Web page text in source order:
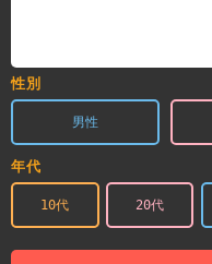
性別
男性
年代
10代 20代